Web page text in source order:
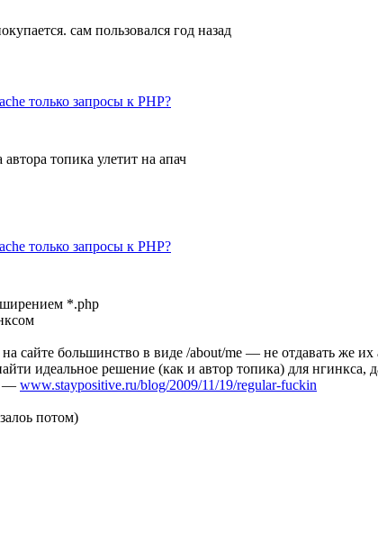
сам пользовался год назад
только запросы к PHP?
топика улетит на апач
только запросы к PHP?
*.php
сайте большинство в виде /about/me — не отдавать же их
идеальное решение (как и автор топика) для нгинкса,
— www.staypositive.ru/blog/2009/11/19/regular-fuckin
потом)